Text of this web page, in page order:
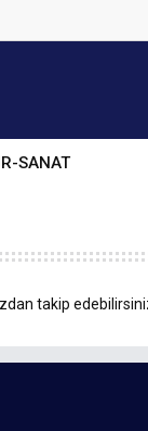
SANAT
takip